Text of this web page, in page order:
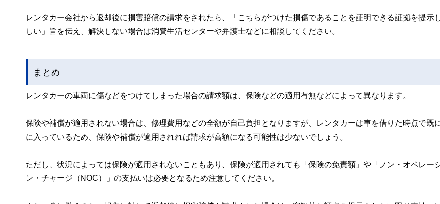
レンタカー会社から返却後に損害賠償の請求をされたら、「こちらがつけた損傷であることを証明できる証拠を提示
しい」旨を伝え、解決しない場合は消費生活センターや弁護士などに相談してください。
まとめ
レンタカーの車両に傷などをつけてしまった場合の請求額は、保険などの適用有無などによって異なります。
保険や補償が適用されない場合は、修理費用などの全額が自己負担となりますが、レンタカーは車を借りた時点で既
に入っているため、保険や補償が適用されれば請求が高額になる可能性は少ないでしょう。
ただし、状況によっては保険が適用されないこともあり、保険が適用されても「保険の免責額」や「ノン・オペレー
ン・チャージ（NOC）」の支払いは必要となるため注意してください。